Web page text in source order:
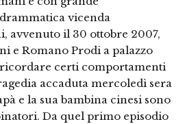
vicenda
avvenuto il 30 ottobre 2007,
e Romano Prodi a palazzo
ricordare certi comportamenti
accaduta mercoledì sera
e la sua bambina cinesi sono
Da quel primo episodio